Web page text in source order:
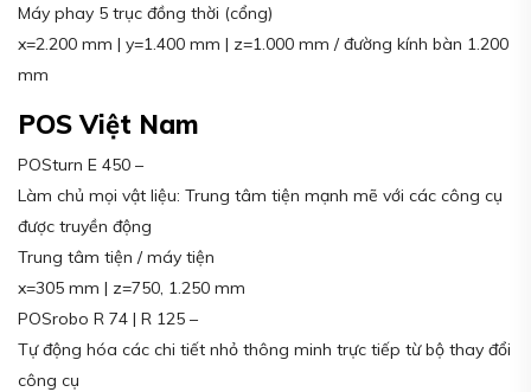
Máy phay 5 trục đồng thời (cổng)
x=2.200 mm | y=1.400 mm | z=1.000 mm / đường kính bàn 1.200
mm
POS Việt Nam
POSturn E 450 –
Làm chủ mọi vật liệu: Trung tâm tiện mạnh mẽ với các công cụ
được truyền động
Trung tâm tiện / máy tiện
x=305 mm | z=750, 1.250 mm
POSrobo R 74 | R 125 –
Tự động hóa các chi tiết nhỏ thông minh trực tiếp từ bộ thay đổi
công cụ